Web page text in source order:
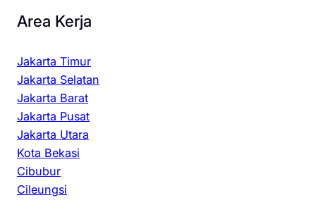
Area Kerja
Jakarta Timur
Jakarta Selatan
Jakarta Barat
Jakarta Pusat
Jakarta Utara
Kota Bekasi
Cibubur
Cileungsi